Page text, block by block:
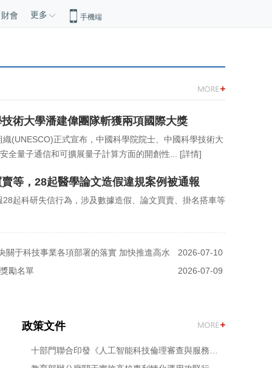
財會 更多 手機端
揭曉
術大學潘建偉團隊斬獲兩項國際大獎
(UNESCO)正式宣布，中國科學院院士、中國科學技術大
全量子通信和可擴展量子計算方面的開創性... [詳情]
等，28起醫學論文造假違規案例被通報
起科研失信行為，涉及數據造假、論文買賣、掛名搭車等
關于科技事業各項部署的落實 加快推進高水
2026-07-10
09:45
勵名單
2026-07-09
政策文件